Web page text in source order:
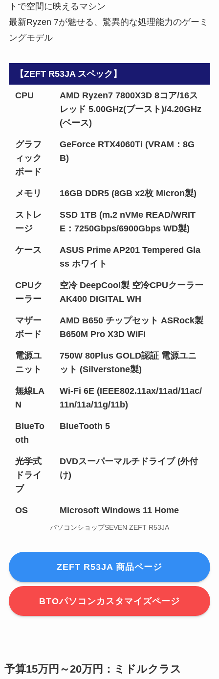
トで空間に映えるマシン
最新Ryzen 7が魅せる、驚異的な処理能力のゲーミ
ングモデル
【ZEFT R53JA スペック】
CPU
AMD Ryzen7 7800X3D 8コア/16ス
レッド 5.00GHz(ブースト)/4.20GHz
(ベース)
グラフ
ィック
ボード
GeForce RTX4060Ti (VRAM：8G
B)
メモリ 16GB DDR5 (8GB x2枚 Micron製)
ストレ
ージ
SSD 1TB (m.2 nVMe READ/WRIT
E：7250Gbps/6900Gbps WD製)
ケース
ASUS Prime AP201 Tempered Gla
ss ホワイト
CPUク
ーラー
空冷 DeepCool製 空冷CPUクーラー
AK400 DIGITAL WH
マザー
ボード
AMD B650 チップセット ASRock製
B650M Pro X3D WiFi
電源ユ
ニット
750W 80Plus GOLD認証 電源ユニ
ット (Silverstone製)
無線LA
N
Wi-Fi 6E (IEEE802.11ax/11ad/11ac/
11n/11a/11g/11b)
BlueTo
oth
BlueTooth 5
光学式
ドライ
ブ
DVDスーパーマルチドライブ (外付
け)
OS Microsoft Windows 11 Home
パソコンショップSEVEN ZEFT R53JA
ZEFT R53JA 商品ページ
BTOパソコンカスタマイズページ
予算15万円～20万円：ミドルクラス